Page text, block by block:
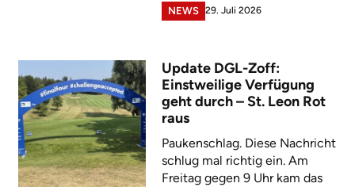
NEWS 29. Juli 2026
Update DGL-Zoff:
Einstweilige Verfügung
geht durch – St. Leon Rot
raus
Paukenschlag. Diese Nachricht
schlug mal richtig ein. Am
Freitag gegen 9 Uhr kam das